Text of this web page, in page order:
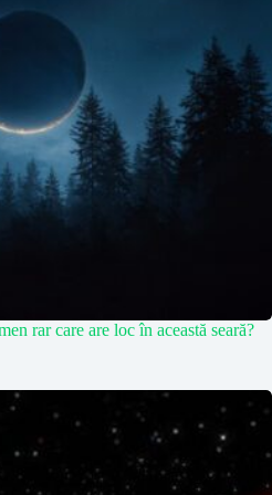
rar care are loc în această seară?